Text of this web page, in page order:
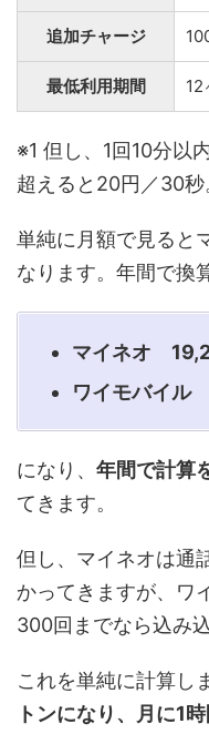
追加チャージ
最低利用期間 12
※1 但し、1回10分以
超えると20円／30秒
単純に月額で見ると
なります。年間で換
マイネオ
ワイモバイル
になり、 年間で計算
てきます。
但し、マイネオは通
かってきますが、ワ
300回までなら込み
これを単純に計算し
トンになり、月に1